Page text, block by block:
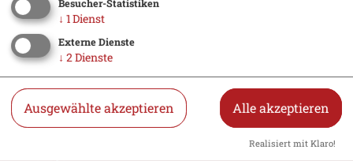
Hotel suchen
Essen & Trinken
Veranstaltungen
Besucher-Statistiken
↓ 1 Dienst
Externe Dienste
↓ 2Dienste
Ausgewählte akzeptieren Alle akzeptieren
Realisiert mit Klaro!